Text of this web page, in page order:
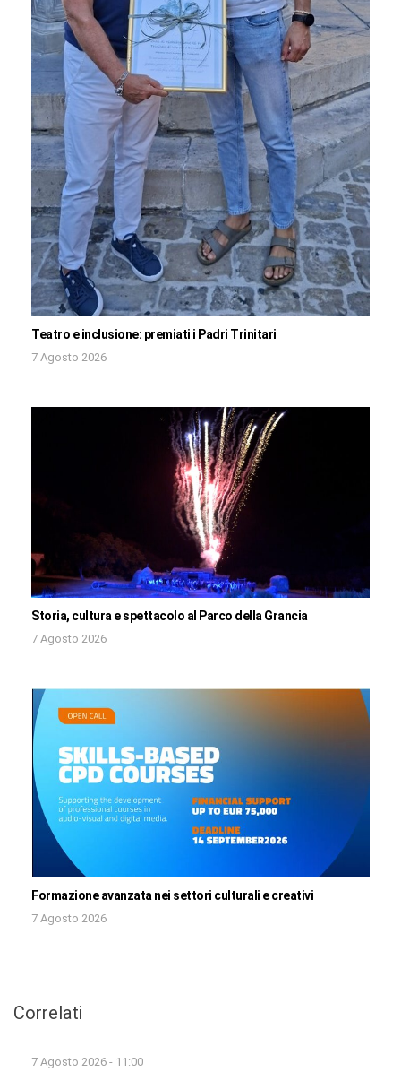
Teatro e inclusione: premiati i Padri Trinitari
7 Agosto 2026
Storia, cultura e spettacolo al Parco della Grancia
7 Agosto 2026
Formazione avanzata nei settori culturali e creativi
7 Agosto 2026
Correlati
7 Agosto 2026 - 11:00